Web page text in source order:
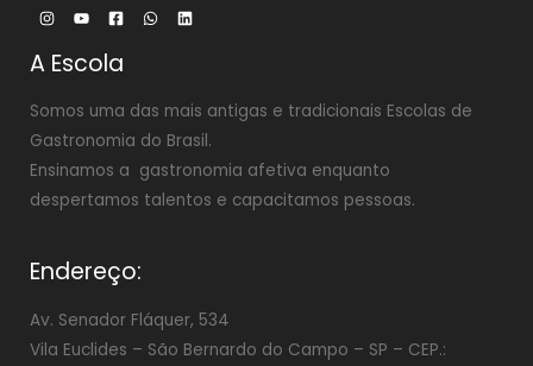
A Escola
Somos uma das mais antigas e tradicionais Escolas de
Gastronomia do Brasil.
Ensinamos a gastronomia afetiva enquanto
despertamos talentos e capacitamos pessoas.
Endereço:
Av. Senador Fláquer, 534
Vila Euclides – São Bernardo do Campo – SP – CEP.: